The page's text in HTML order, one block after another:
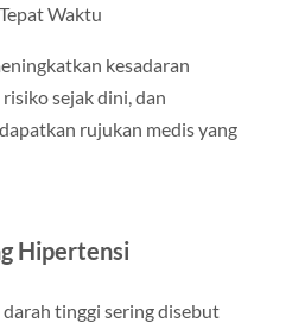
Waktu
kesadaran
sejak dini, dan
rujukan medis yang
Hipertensi
tinggi sering disebut